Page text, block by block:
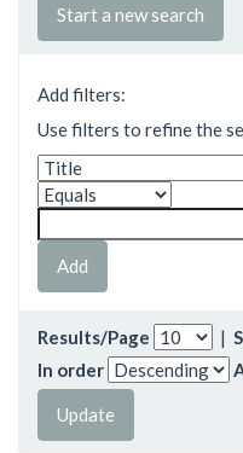
Start a new search
Add filters:
Use filters to refine the
Results/Page |
In order